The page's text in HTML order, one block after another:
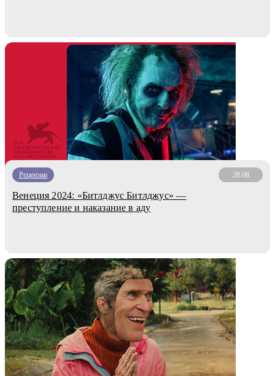
Рецензии 28.08
Венеция 2024: «Битлджус Битлджус» —
преступление и наказание в аду